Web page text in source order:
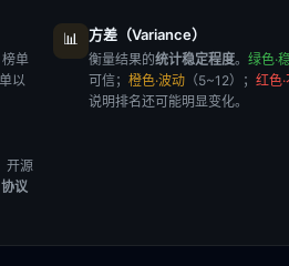
单
以
📊 方差（Variance）
衡量结果的统计稳定程度。 绿色·
可信； 橙色·波动 （5~12）； 红色
说明排名还可能明显变化。
开源
协议